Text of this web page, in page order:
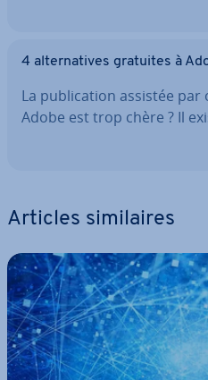
4 al­ter­na­tives gratuites à
La pu­bli­ca­tion assistée par
Adobe est trop chère ? Il
Articles si­mi­laires